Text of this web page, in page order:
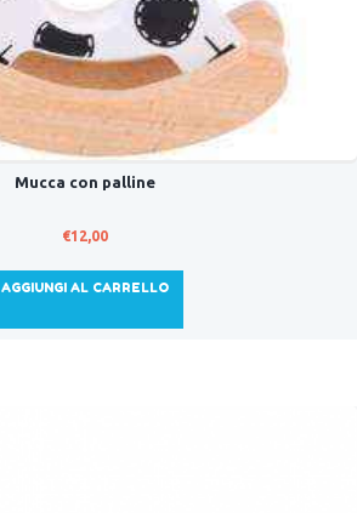
Mucca con palline
€12,00
AGGIUNGI AL CARRELLO